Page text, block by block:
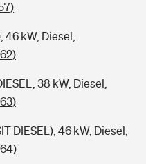
46 kW, Diesel,
38 kW, Diesel,
DIESEL), 46 kW, Diesel,